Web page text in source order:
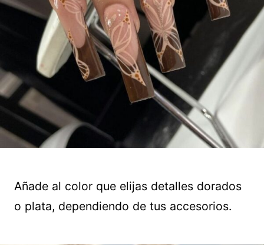
Añade al color que elijas detalles dorados
o plata, dependiendo de tus accesorios.